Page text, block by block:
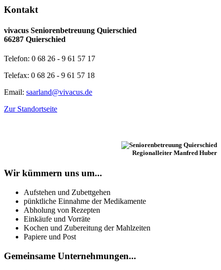
Kontakt
vivacus Seniorenbetreuung Quierschied
66287 Quierschied
Telefon: 0 68 26 - 9 61 57 17
Telefax: 0 68 26 - 9 61 57 18
Email: saarland@vivacus.de
Zur Standortseite
Regionalleiter Manfred Huber
Wir kümmern uns um...
Aufstehen und Zubettgehen
pünktliche Einnahme der Medikamente
Abholung von Rezepten
Einkäufe und Vorräte
Kochen und Zubereitung der Mahlzeiten
Papiere und Post
Gemeinsame Unternehmungen...